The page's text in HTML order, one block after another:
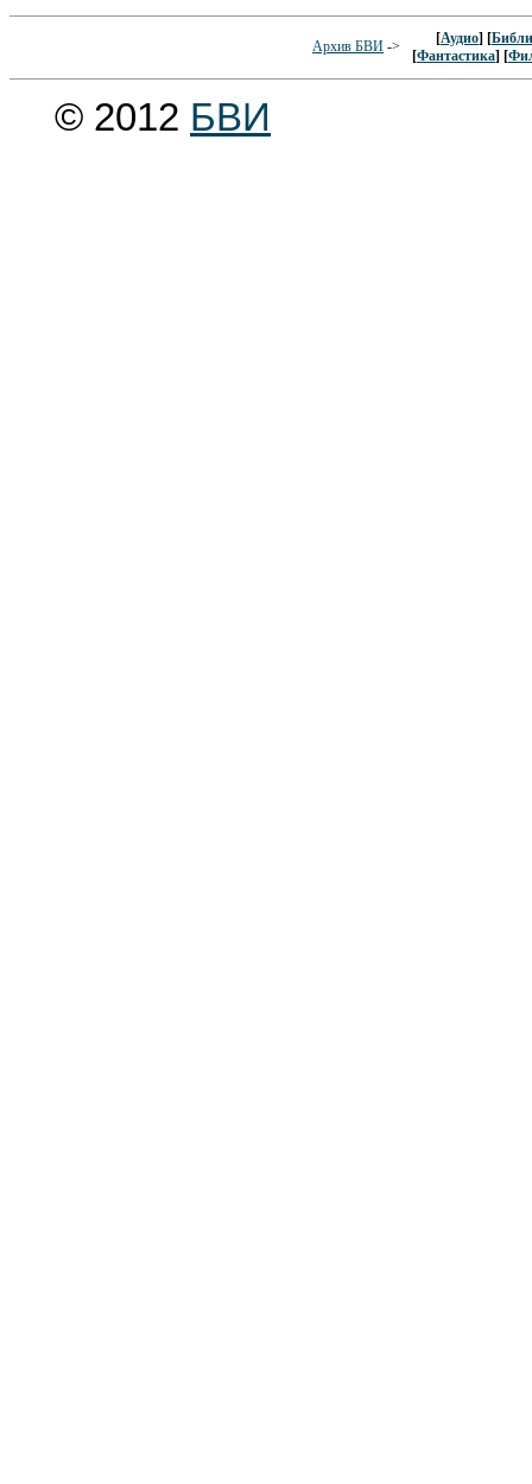
Архив БВИ -> [Аудио] [
[Фантастика] [
© 2012 БВИ